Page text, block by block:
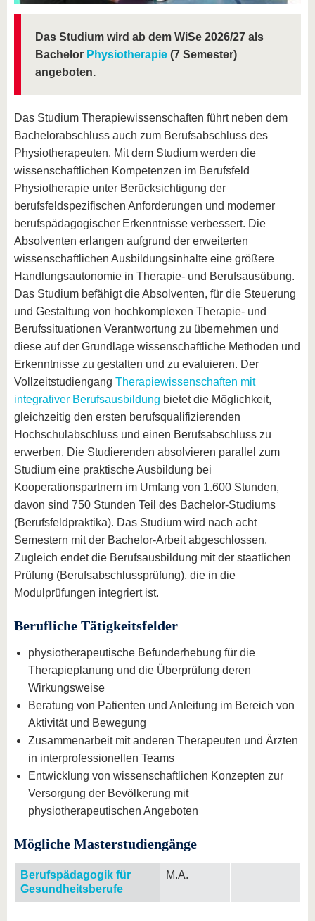
Das Studium wird ab dem WiSe 2026/27 als
Bachelor Physiotherapie (7 Semester)
angeboten.
Das Studium Therapiewissenschaften führt neben dem
Bachelorabschluss auch zum Berufsabschluss des
Physiotherapeuten. Mit dem Studium werden die
wissenschaftlichen Kompetenzen im Berufsfeld
Physiotherapie unter Berücksichtigung der
berufsfeldspezifischen Anforderungen und moderner
berufspädagogischer Erkenntnisse verbessert. Die
Absolventen erlangen aufgrund der erweiterten
wissenschaftlichen Ausbildungsinhalte eine größere
Handlungsautonomie in Therapie- und Berufsausübung.
Das Studium befähigt die Absolventen, für die Steuerung
und Gestaltung von hochkomplexen Therapie- und
Berufssituationen Verantwortung zu übernehmen und
diese auf der Grundlage wissenschaftliche Methoden und
Erkenntnisse zu gestalten und zu evaluieren. Der
Vollzeitstudiengang Therapiewissenschaften mit
integrativer Berufsausbildung bietet die Möglichkeit,
gleichzeitig den ersten berufsqualifizierenden
Hochschulabschluss und einen Berufsabschluss zu
erwerben. Die Studierenden absolvieren parallel zum
Studium eine praktische Ausbildung bei
Kooperationspartnern im Umfang von 1.600 Stunden,
davon sind 750 Stunden Teil des Bachelor-Studiums
(Berufsfeldpraktika). Das Studium wird nach acht
Semestern mit der Bachelor-Arbeit abgeschlossen.
Zugleich endet die Berufsausbildung mit der staatlichen
Prüfung (Berufsabschlussprüfung), die in die
Modulprüfungen integriert ist.
Berufliche Tätigkeitsfelder
physiotherapeutische Befunderhebung für die
Therapieplanung und die Überprüfung deren
Wirkungsweise
Beratung von Patienten und Anleitung im Bereich von
Aktivität und Bewegung
Zusammenarbeit mit anderen Therapeuten und Ärzten
in interprofessionellen Teams
Entwicklung von wissenschaftlichen Konzepten zur
Versorgung der Bevölkerung mit
physiotherapeutischen Angeboten
Mögliche Masterstudiengänge
Berufspädagogik für
Gesundheitsberufe
M.A.